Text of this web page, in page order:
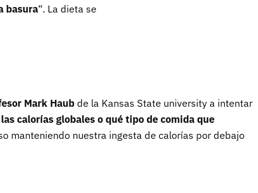
basura“. La dieta se
Mark Haub de la Kansas State university a intentar
calorías globales o qué tipo de comida que
manteniendo nuestra ingesta de calorías por debajo